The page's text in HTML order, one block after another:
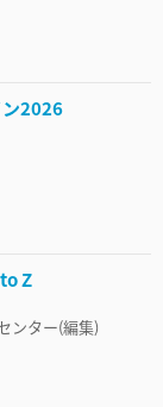
2026
Z
ンター(編集)